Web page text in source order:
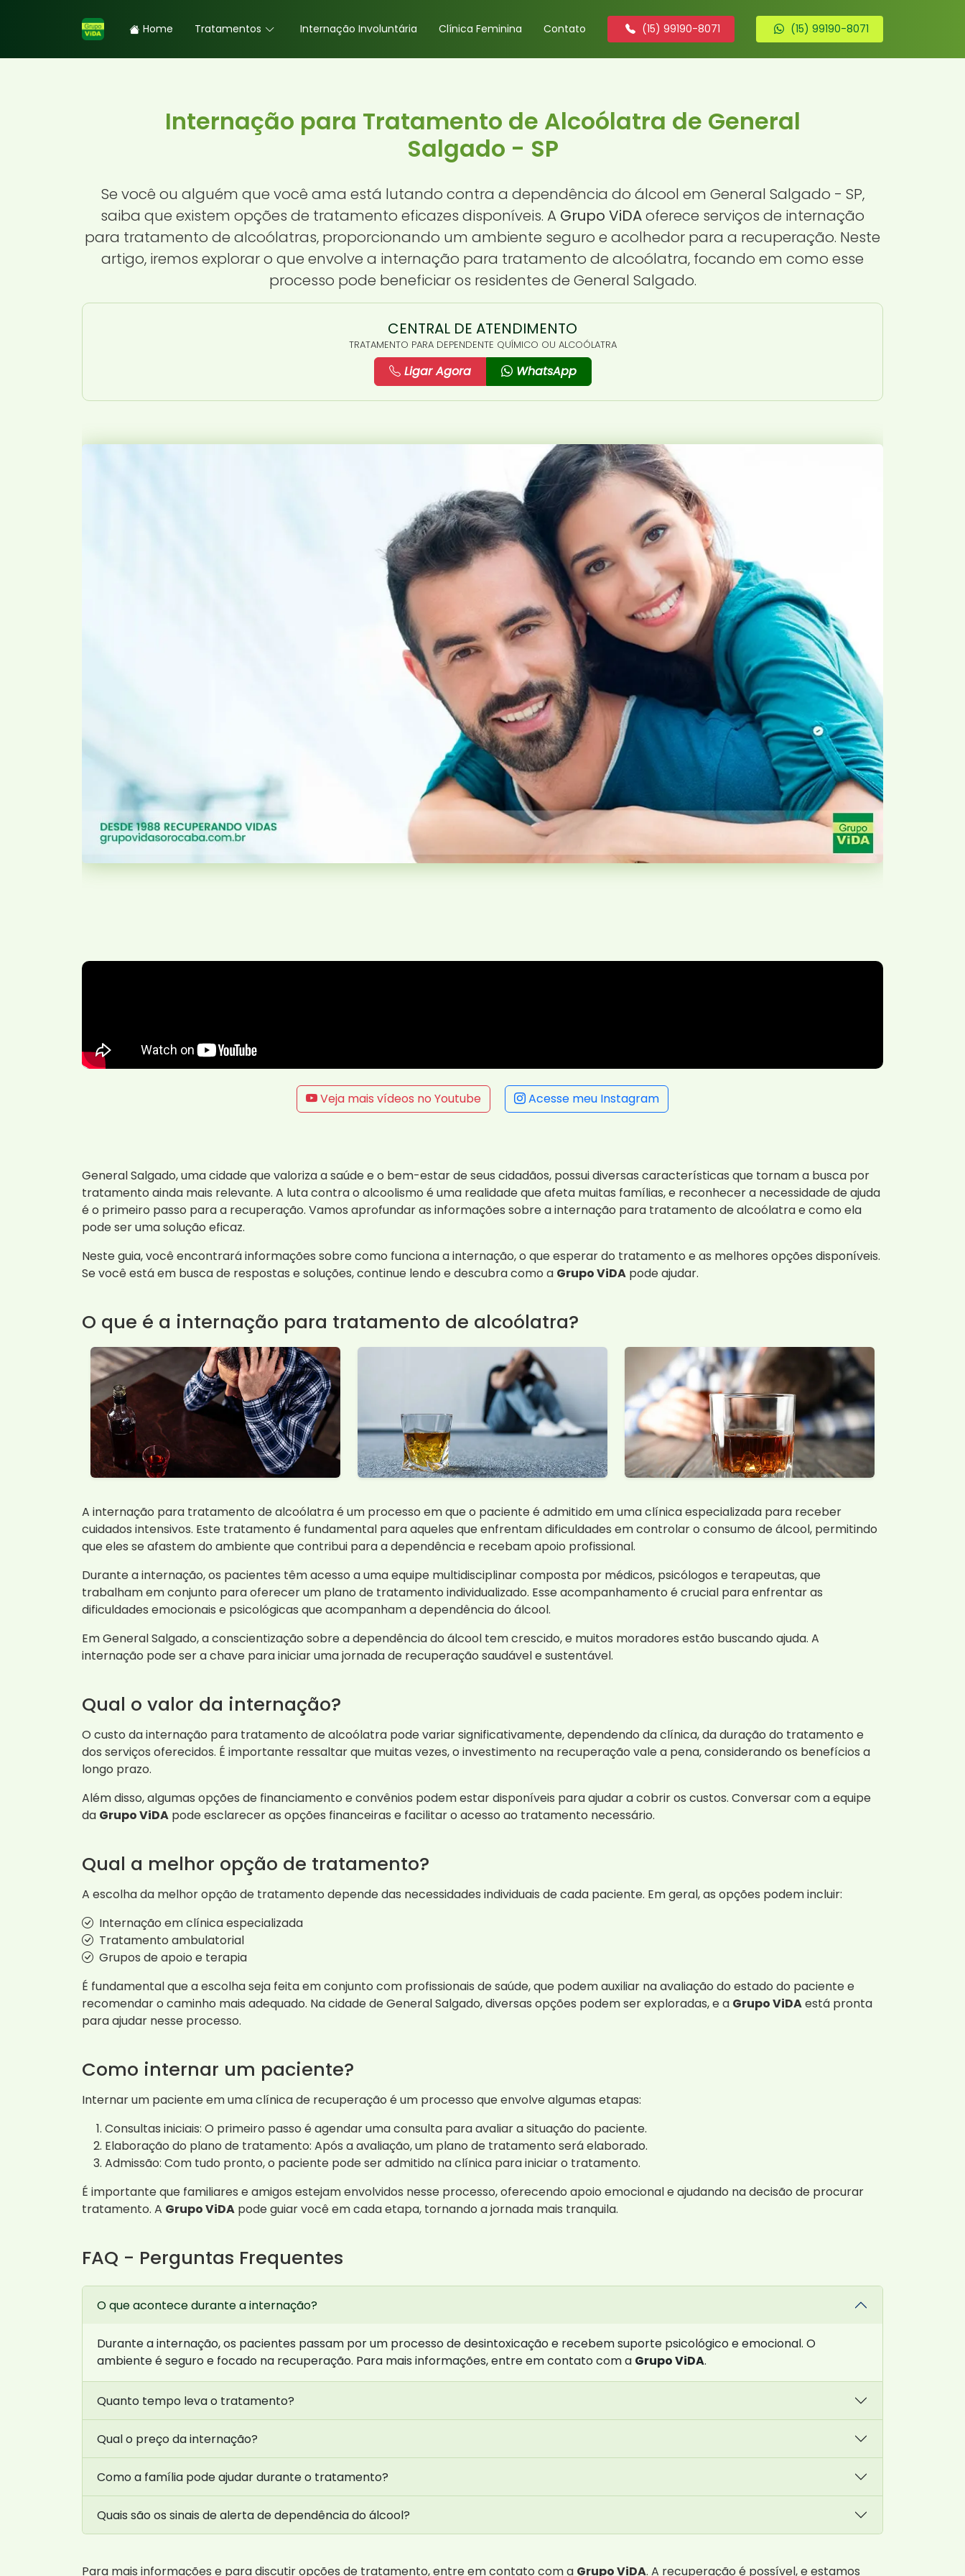
Home Tratamentos Internação Involuntária Clínica Feminina Contato (15) 99190-8071 (15) 99190-8071
Internação para Tratamento de Alcoólatra de General
Salgado - SP
Se você ou alguém que você ama está lutando contra a dependência do álcool em General Salgado - SP,
saiba que existem opções de tratamento eficazes disponíveis. A Grupo ViDAoferece serviços de internação
para tratamento de alcoólatras, proporcionando um ambiente seguro e acolhedor para a recuperação. Neste
artigo, iremos explorar o que envolve a internação para tratamento de alcoólatra, focando em como esse
processo pode beneficiar os residentes de General Salgado.
CENTRAL DE ATENDIMENTO
TRATAMENTO PARA DEPENDENTE QUÍMICO OU ALCOÓLATRA
Ligar Agora WhatsApp
Veja mais vídeos no Youtube Acesse meu Instagram
General Salgado, uma cidade que valoriza a saúde e o bem-estar de seus cidadãos, possui diversas características que tornam a busca por
tratamento ainda mais relevante. A luta contra o alcoolismo é uma realidade que afeta muitas famílias, e reconhecer a necessidade de ajuda
é o primeiro passo para a recuperação. Vamos aprofundar as informações sobre a internação para tratamento de alcoólatra e como ela
pode ser uma solução eficaz.
Neste guia, você encontrará informações sobre como funciona a internação, o que esperar do tratamento e as melhores opções disponíveis.
Se você está em busca de respostas e soluções, continue lendo e descubra como a Grupo ViDA pode ajudar.
O que é a internação para tratamento de alcoólatra?
A internação para tratamento de alcoólatra é um processo em que o paciente é admitido em uma clínica especializada para receber
cuidados intensivos. Este tratamento é fundamental para aqueles que enfrentam dificuldades em controlar o consumo de álcool, permitindo
que eles se afastem do ambiente que contribui para a dependência e recebam apoio profissional.
Durante a internação, os pacientes têm acesso a uma equipe multidisciplinar composta por médicos, psicólogos e terapeutas, que
trabalham em conjunto para oferecer um plano de tratamento individualizado. Esse acompanhamento é crucial para enfrentar as
dificuldades emocionais e psicológicas que acompanham a dependência do álcool.
Em General Salgado, a conscientização sobre a dependência do álcool tem crescido, e muitos moradores estão buscando ajuda. A
internação pode ser a chave para iniciar uma jornada de recuperação saudável e sustentável.
Qual o valor da internação?
O custo da internação para tratamento de alcoólatra pode variar significativamente, dependendo da clínica, da duração do tratamento e
dos serviços oferecidos. É importante ressaltar que muitas vezes, o investimento na recuperação vale a pena, considerando os benefícios a
longo prazo.
Além disso, algumas opções de financiamento e convênios podem estar disponíveis para ajudar a cobrir os custos. Conversar com a equipe
da Grupo ViDA pode esclarecer as opções financeiras e facilitar o acesso ao tratamento necessário.
Qual a melhor opção de tratamento?
A escolha da melhor opção de tratamento depende das necessidades individuais de cada paciente. Em geral, as opções podem incluir:
Internação em clínica especializada
Tratamento ambulatorial
Grupos de apoio e terapia
É fundamental que a escolha seja feita em conjunto com profissionais de saúde, que podem auxiliar na avaliação do estado do paciente e
recomendar o caminho mais adequado. Na cidade de General Salgado, diversas opções podem ser exploradas, e a Grupo ViDAestá pronta
para ajudar nesse processo.
Como internar um paciente?
Internar um paciente em uma clínica de recuperação é um processo que envolve algumas etapas:
Consultas iniciais: O primeiro passo é agendar uma consulta para avaliar a situação do paciente.
Elaboração do plano de tratamento: Após a avaliação, um plano de tratamento será elaborado.
Admissão: Com tudo pronto, o paciente pode ser admitido na clínica para iniciar o tratamento.
É importante que familiares e amigos estejam envolvidos nesse processo, oferecendo apoio emocional e ajudando na decisão de procurar
tratamento. A Grupo ViDA pode guiar você em cada etapa, tornando a jornada mais tranquila.
FAQ - Perguntas Frequentes
O que acontece durante a internação?
Durante a internação, os pacientes passam por um processo de desintoxicação e recebem suporte psicológico e emocional. O
ambiente é seguro e focado na recuperação. Para mais informações, entre em contato com a Grupo ViDA.
Quanto tempo leva o tratamento?
Qual o preço da internação?
Como a família pode ajudar durante o tratamento?
Quais são os sinais de alerta de dependência do álcool?
Para mais informações e para discutir opções de tratamento, entre em contato com a Grupo ViDA. A recuperação é possível, e estamos